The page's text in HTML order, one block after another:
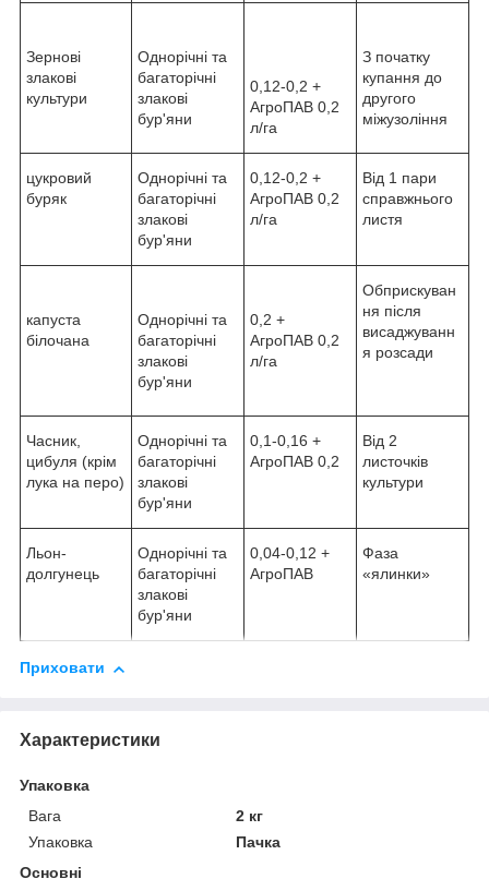
Зернові
злакові
культури
Однорічні та
багаторічні
злакові
бур'яни
0,12-0,2 +
АгроПАВ 0,2
л/га
З початку
купання до
другого
міжузоління
цукровий
буряк
Однорічні та
багаторічні
злакові
бур'яни
0,12-0,2 +
АгроПАВ 0,2
л/га
Від 1 пари
справжнього
листя
капуста
білочана
Однорічні та
багаторічні
злакові
бур'яни
0,2 +
АгроПАВ 0,2
л/га
Обприскуван
ня після
висаджуванн
я розсади
Часник,
цибуля (крім
лука на перо)
Однорічні та
багаторічні
злакові
бур'яни
0,1-0,16 +
АгроПАВ 0,2
Від 2
листочків
культури
Льон-
долгунець
Однорічні та
багаторічні
злакові
бур'яни
0,04-0,12 +
АгроПАВ
Фаза
«ялинки»
Приховати
Характеристики
Упаковка
Вага
2 кг
Упаковка
Пачка
Основні